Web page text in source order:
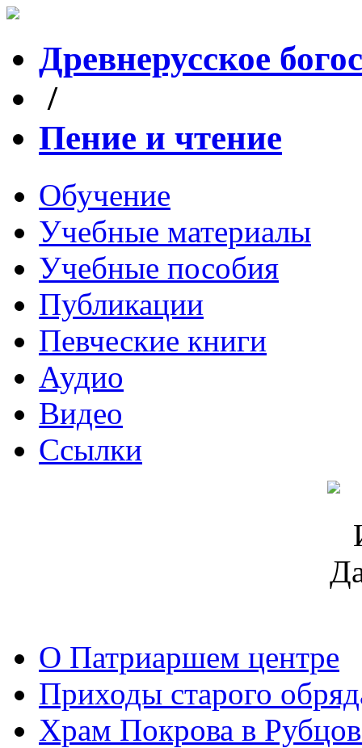
Древнерусское
/
Пение и чтение
Обучение
Учебные материалы
Учебные пособия
Публикации
Певческие книги
Аудио
Видео
Ссылки
О Патриаршем центре
Приходы старого
Храм Покрова в